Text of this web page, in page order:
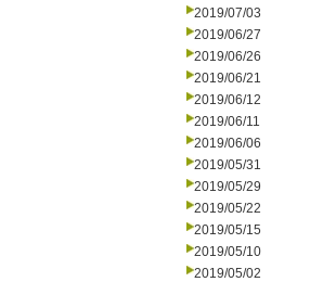
2019/07/03
2019/06/27
2019/06/26
2019/06/21
2019/06/12
2019/06/11
2019/06/06
2019/05/31
2019/05/29
2019/05/22
2019/05/15
2019/05/10
2019/05/02